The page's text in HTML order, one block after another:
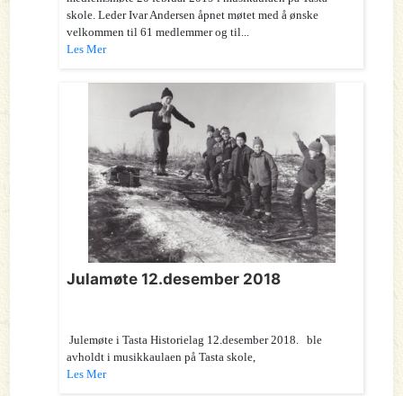
skole. Leder Ivar Andersen åpnet møtet med å ønske
velkommen til 61 medlemmer og til...
Les Mer
Julamøte 12.desember 2018
Julemøte i Tasta Historielag 12.desember 2018. ble
avholdt i musikkaulaen på Tasta skole,
Les Mer